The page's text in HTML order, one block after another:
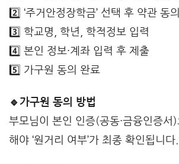
2️⃣ ‘주거안정장학금’ 선택 후 약관 동의
3️⃣ 학교명, 학년, 학적정보 입력
4️⃣ 본인 정보·계좌 입력 후 제출
5️⃣ 가구원 동의 완료
🔹가구원 동의 방법
부모님이 본인 인증(공동·금융인증서
해야 ‘원거리 여부’가 최종 확인됩니다.